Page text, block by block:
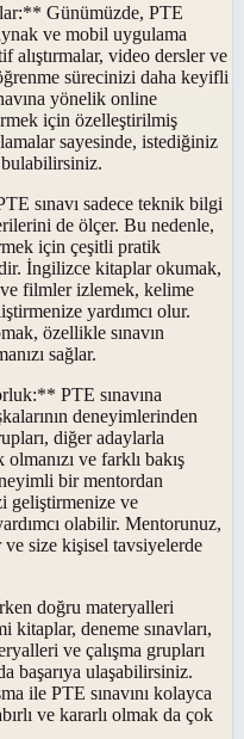
Günümüzde, PTE
ve mobil uygulama
alıştırmalar, video dersler ve
sürecinizi daha keyifli
yönelik online
için özelleştirilmiş
sayesinde, istediğiniz
sınavı sadece teknik bilgi
de ölçer. Bu nedenle,
için çeşitli pratik
İngilizce kitaplar okumak,
filmler izlemek, kelime
yardımcı olur.
özellikle sınavın
sağlar.
PTE sınavına
deneyimlerinden
diğer adaylarla
ve farklı bakış
bir mentordan
geliştirmenize ve
olabilir. Mentorunuz,
ve size kişisel tavsiyelerde
doğru materyalleri
kitaplar, deneme sınavları,
ve çalışma grupları
başarıya ulaşabilirsiniz.
ile PTE sınavını kolayca
ve kararlı olmak da çok